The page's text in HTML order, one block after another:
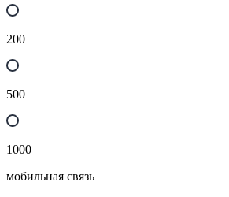
200
500
1000
мобильная связь